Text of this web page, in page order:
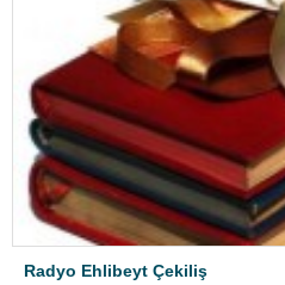
Radyo Ehlibeyt Çekiliş